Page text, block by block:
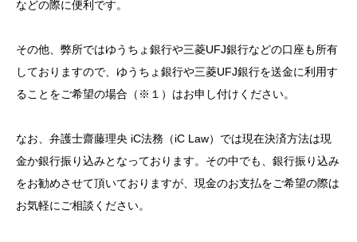
などの際に便利です。
その他、弊所ではゆうちょ銀行や三菱UFJ銀行などの口座も所有
しておりますので、ゆうちょ銀行や三菱UFJ銀行を送金に利用す
ることをご希望の場合（※１）はお申し付けください。
なお、弁護士齋藤理央 iC法務（iC Law）では現在決済方法は現
金か銀行振り込みとなっております。その中でも、銀行振り込み
をお勧めさせて頂いておりますが、現金のお支払をご希望の際は
お気軽にご相談ください。